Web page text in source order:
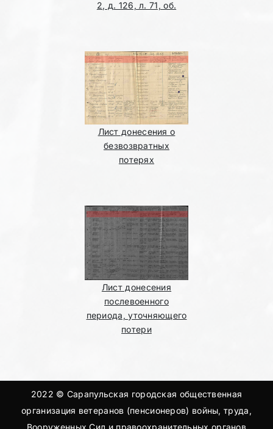
2, д. 126, л. 71, об.
Лист донесения о
безвозвратных
потерях
Лист донесения
послевоенного
периода, уточняющего
потери
2022 © Сарапульская городская общественная
организация ветеранов (пенсионеров) войны, труда,
Вооруженных Сил и правоохранительных органов